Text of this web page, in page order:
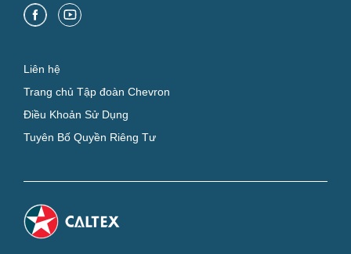
Liên hệ
Trang chủ Tập đoàn Chevron
Điều Khoản Sử Dụng
Tuyên Bố Quyền Riêng Tư